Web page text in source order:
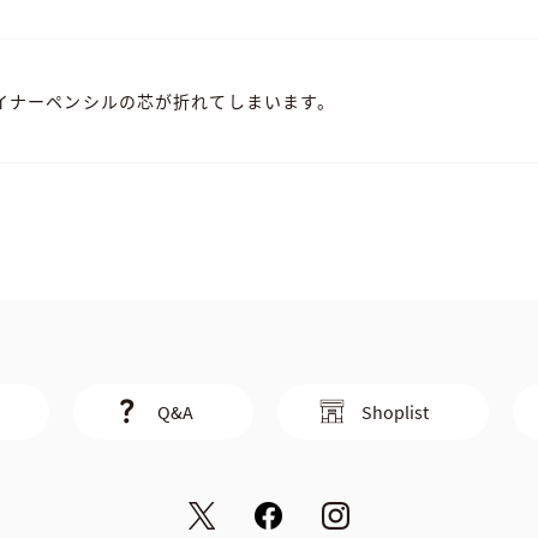
ーペンシルの芯が折れてしまいます。
Q&A Shoplist